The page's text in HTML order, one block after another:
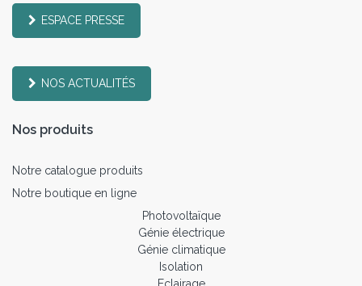
ESPACE PRESSE
NOS ACTUALITÉS
Nos produits
Notre catalogue produits
Notre boutique en ligne
Photovoltaïque
Génie électrique
Génie climatique
Isolation